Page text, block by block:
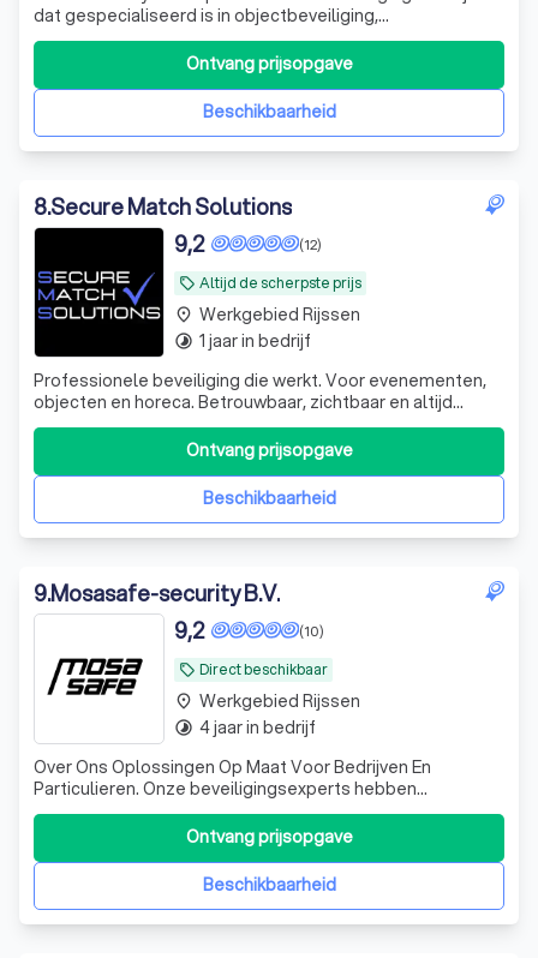
dat gespecialiseerd is in objectbeveiliging,
evenementbeveiliging en beveiliging op zorg- en
opvanglocaties. Met een team van gecertificeerde
beveiligers leveren wij betrouwbare en representatieve
Beschikbaarheid
Ontvang prijsopgave
8. Secure Match Solutions
local_offer Altijd de scherpste prijs
(12)
9,2
Professionele beveiliging die werkt. Voor evenementen,
objecten en horeca. Betrouwbaar, zichtbaar en altijd
paraat.
Beschikbaarheid
Ontvang prijsopgave
place Werkgebied Rijssen
timelapse 1 jaar in bedrijf
9.Mosasafe-security B.V.
local_offer Direct beschikbaar
(10)
9,2
Over Ons Oplossingen Op Maat Voor Bedrijven En
Particulieren. Onze beveiligingsexperts hebben
jarenlange ervaring in de branche en weten precies wat er
nodig is om uw veiligheid te waarborgen. Bij Mosasafe-
Security B.V. staat kwaliteit hoog in het vaandel. Wij
werken uitsluitend met professionele
Beschikbaarheid
Ontvang prijsopgave
place Werkgebied Rijssen
timelapse 4 jaar in bedrijf